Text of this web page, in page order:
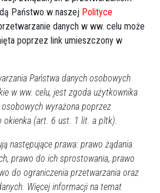
Państwo w naszej Polityce
danych w ww. celu może
poprzez link umieszczony w
Państwa danych osobowych
w ww. celu, jest zgoda użytkownika
wyrażona poprzez
okienka (art. 6 ust. 1 lit. a pltk).
następujące prawa: prawo żądania
prawo do ich sprostowania, prawo
do ograniczenia przetwarzania oraz
Więcej informacji na temat